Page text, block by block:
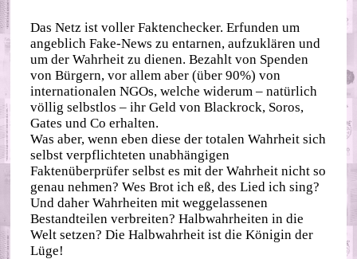
Das Netz ist voller Faktenchecker. Erfunden um
angeblich Fake-News zu entarnen, aufzuklären und
um der Wahrheit zu dienen. Bezahlt von Spenden
von Bürgern, vor allem aber (über 90%) von
internationalen NGOs, welche widerum – natürlich
völlig selbstlos – ihr Geld von Blackrock, Soros,
Gates und Co erhalten.
Was aber, wenn eben diese der totalen Wahrheit sich
selbst verpflichteten unabhängigen
Faktenüberprüfer selbst es mit der Wahrheit nicht so
genau nehmen? Wes Brot ich eß, des Lied ich sing?
Und daher Wahrheiten mit weggelassenen
Bestandteilen verbreiten? Halbwahrheiten in die
Welt setzen? Die Halbwahrheit ist die Königin der
Lüge!